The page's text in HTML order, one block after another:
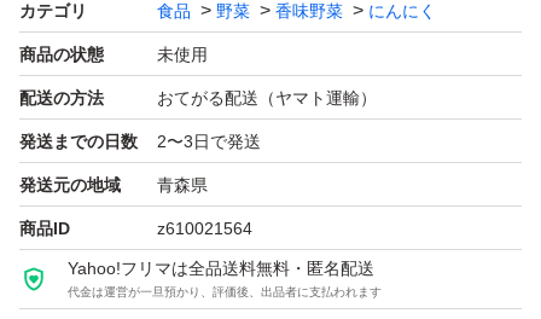
早めの発送を心がけております♪
皮むけ、青芽、腐れ、特に発根。
人の手で丁寧に選別しておりますが、ダンボールに入れ
配送しますので揺れ、長時間密封により
このような症状が出る可能性があります。
ご了承の上、購入お願い致します。
カテゴリ 食品 野菜 香味野菜 にんにく
商品の状態 未使用
配送の方法 おてがる配送（ヤマト運輸）
発送までの日数 2〜3日で発送
発送元の地域 青森県
商品ID z610021564
Yahoo!フリマは全品送料無料・匿名配送
代金は運営が一旦預かり、評価後、出品者に支払われます